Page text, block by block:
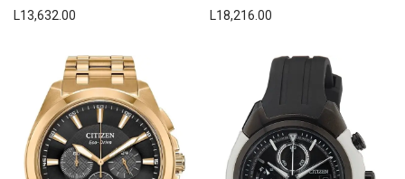
L13,632.00 L18,216.00